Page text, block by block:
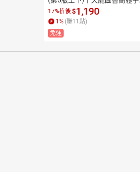
專賣店丨9787302693987 (tl26
01)
17%折後$1,190
1 % (賺11 點)
免運